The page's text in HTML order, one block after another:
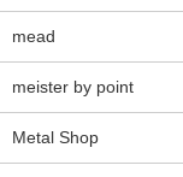
mead
meister by point
Metal Shop